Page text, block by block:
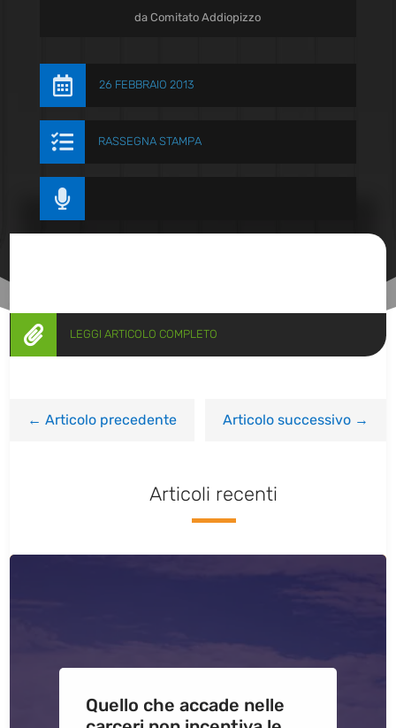
daComitato Addiopizzo
 26 FEBBRAIO 2013
 RASSEGNA STAMPA

 LEGGI ARTICOLO COMPLETO
←Articolo precedente Articolo successivo→
Articoli recenti
Quello che accade nelle